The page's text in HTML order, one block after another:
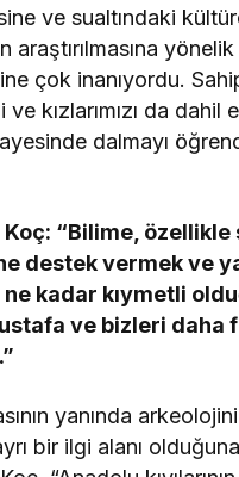
ve sualtındaki
araştırılmasına yönelik
çok inanıyordu.
kızlarımızı da dahil
dalmayı
“Bilime, özellikle
destek vermek ve
ne kadar kıymetli
ve bizleri daha
yanında
bir ilgi alanı